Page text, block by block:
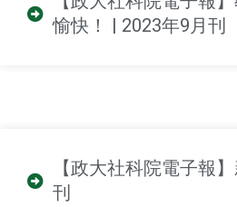
愉快！ | 2023年9月刊
【政大社科院電子報
刊